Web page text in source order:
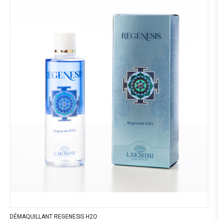
DÉMAQUILLANT REGENESIS H2O